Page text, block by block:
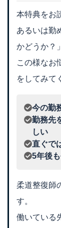
本特典をお
あるいは勤
かどうか？
この様なお
をしてみて
今の勤
勤務先
しい
直ぐで
5年後
柔道整復師
す。
働いている